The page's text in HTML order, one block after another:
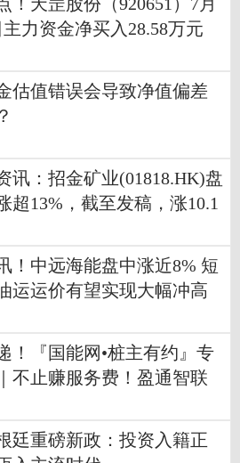
！天罡股份（920651）7月
主力资金净买入28.58万元
估值错误会导致净值偏差
讯：招金矿业(01818.HK)盘
超13%，截至发稿，涨10.1
元
！中远海能盘中涨近8% 短
运运价有望实现大幅冲高
！『国能网•桩主有约』专
不止赚服务费！盈通智联
利密码
廷重磅新政：投资入籍正